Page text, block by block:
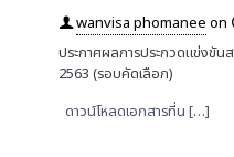
wanvisa phomanee on
ประกาศผลการประกวดแข่งขัน
2563 (รอบคัดเลือก)
ดาวน์โหลดเอกสารที่น […]